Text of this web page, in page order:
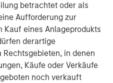
betrachtet oder als
Aufforderung zur
Kauf eines Anlageprodukts
derartige
in denen
Käufe oder Verkäufe
noch verkauft
Ph.D.